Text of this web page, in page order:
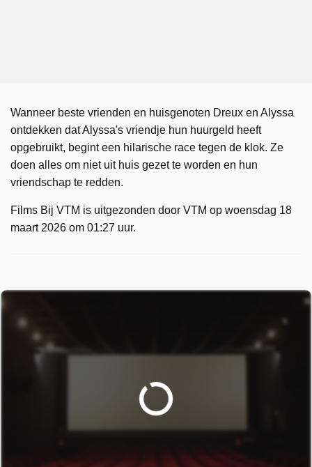
Wanneer beste vrienden en huisgenoten Dreux en Alyssa
ontdekken dat Alyssa's vriendje hun huurgeld heeft
opgebruikt, begint een hilarische race tegen de klok. Ze
doen alles om niet uit huis gezet te worden en hun
vriendschap te redden.
Films Bij VTM is uitgezonden door VTM op woensdag 18
maart 2026 om 01:27 uur.